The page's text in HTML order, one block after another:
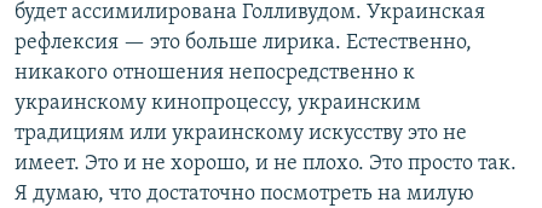
будет ассимилирована Голливудом. Украинская
рефлексия — это больше лирика. Естественно,
никакого отношения непосредственно к
украинскому кинопроцессу, украинским
традициям или украинскому искусству это не
имеет. Это и не хорошо, и не плохо. Это просто так.
Я думаю, что достаточно посмотреть на милую